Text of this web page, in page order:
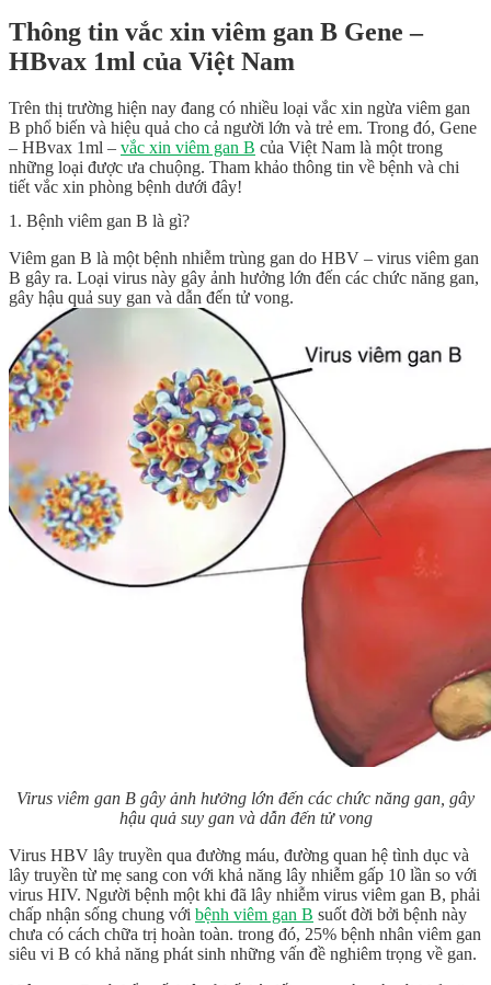
Thông tin vắc xin viêm gan B Gene –
HBvax 1ml của Việt Nam
Trên thị trường hiện nay đang có nhiều loại vắc xin ngừa viêm gan
B phổ biến và hiệu quả cho cả người lớn và trẻ em. Trong đó, Gene
– HBvax 1ml – vắc xin viêm gan B của Việt Nam là một trong
những loại được ưa chuộng. Tham khảo thông tin về bệnh và chi
tiết vắc xin phòng bệnh dưới đây!
1. Bệnh viêm gan B là gì?
Viêm gan B là một bệnh nhiễm trùng gan do HBV – virus viêm gan
B gây ra. Loại virus này gây ảnh hưởng lớn đến các chức năng gan,
gây hậu quả suy gan và dẫn đến tử vong.
Virus viêm gan B gây ảnh hưởng lớn đến các chức năng gan, gây
hậu quả suy gan và dẫn đến tử vong
Virus HBV lây truyền qua đường máu, đường quan hệ tình dục và
lây truyền từ mẹ sang con với khả năng lây nhiễm gấp 10 lần so với
virus HIV. Người bệnh một khi đã lây nhiễm virus viêm gan B, phải
chấp nhận sống chung với bệnh viêm gan B suốt đời bởi bệnh này
chưa có cách chữa trị hoàn toàn. trong đó, 25% bệnh nhân viêm gan
siêu vi B có khả năng phát sinh những vấn đề nghiêm trọng về gan.